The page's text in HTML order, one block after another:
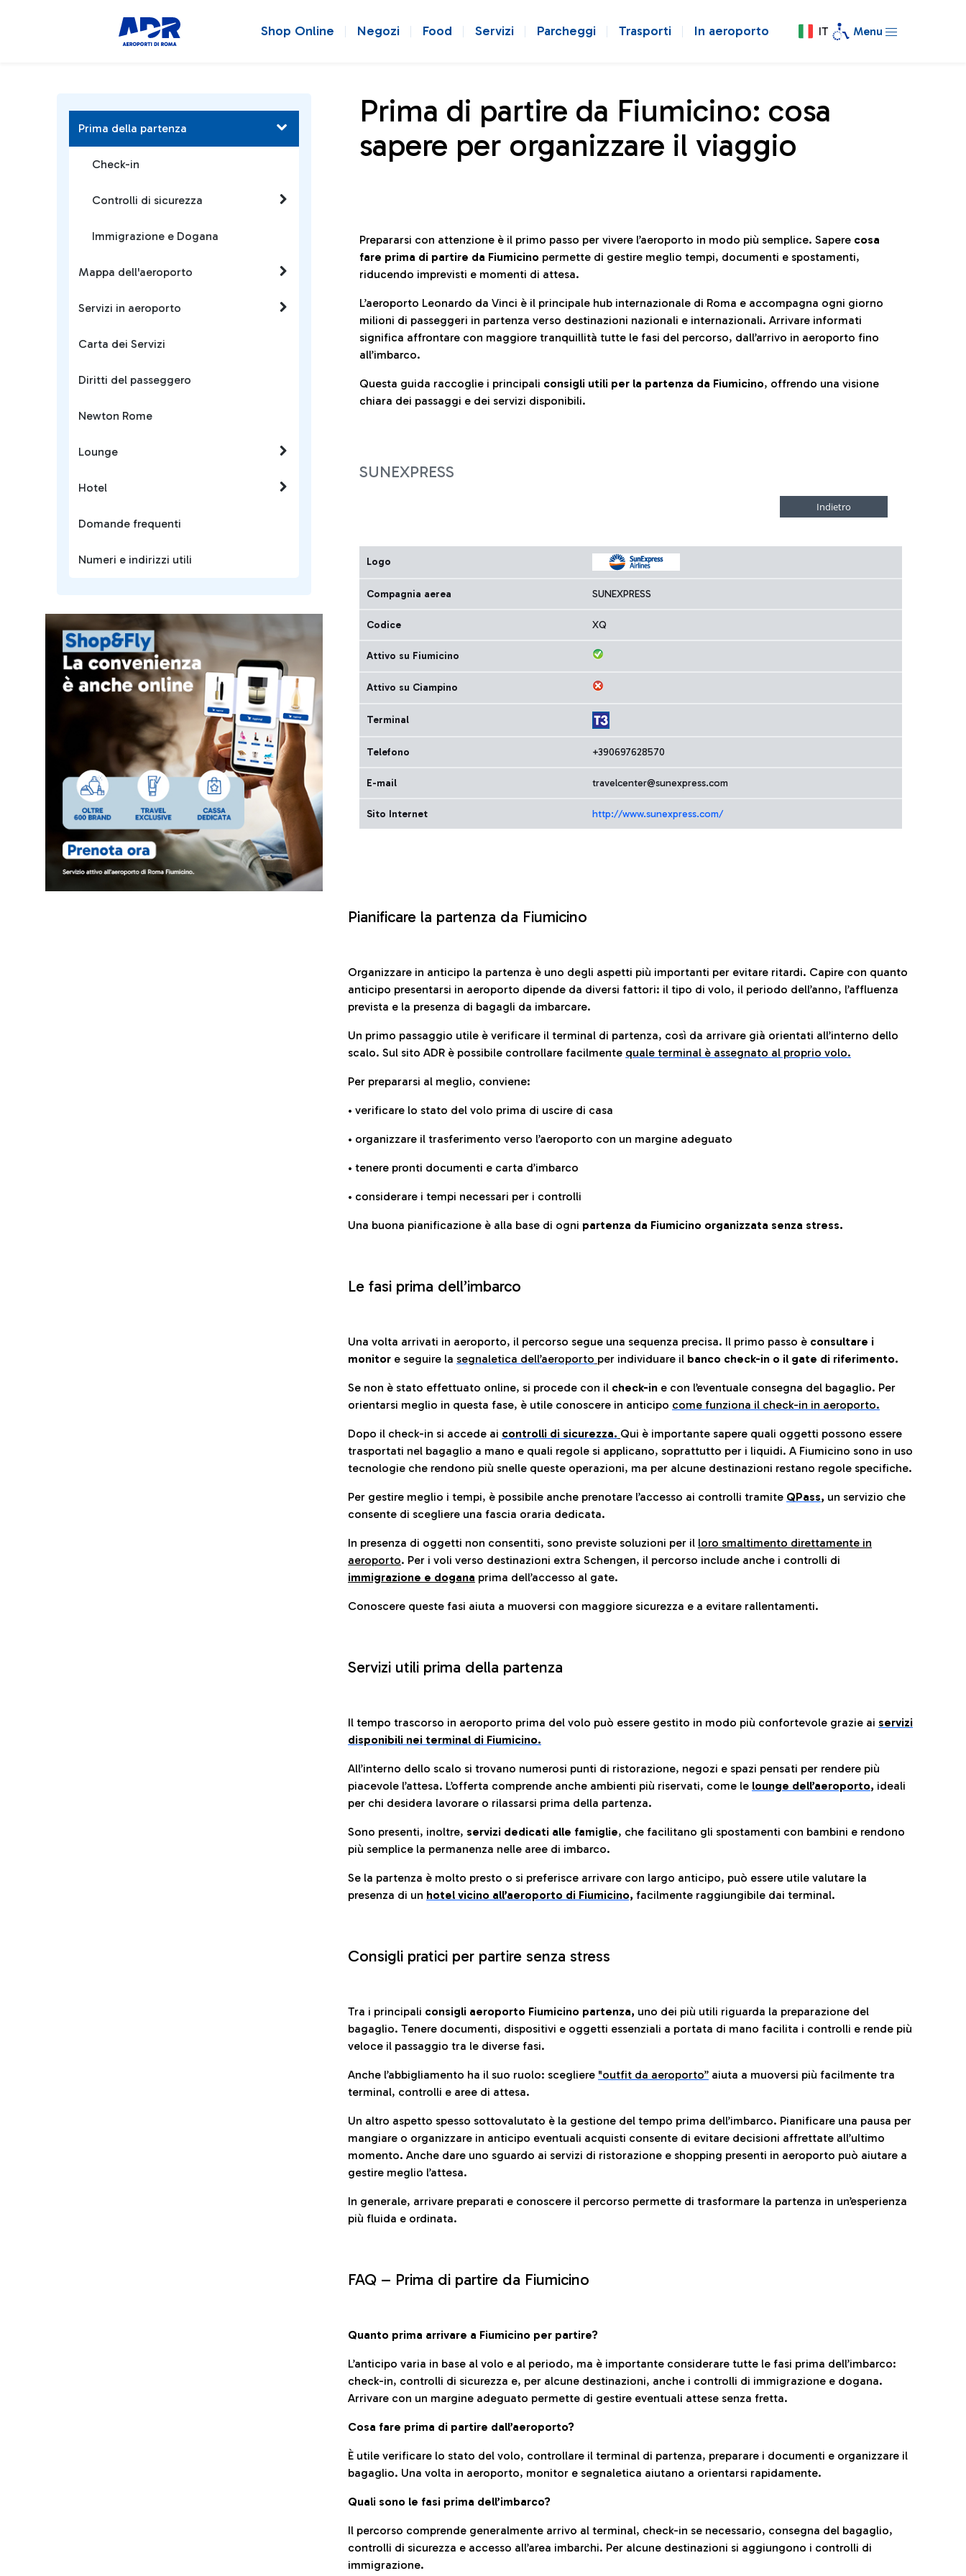
Shop Online Negozi Food Servizi Parcheggi Trasporti In aeroporto IT Menu
Prima di partire da Fiumicino: cosa
sapere per organizzare il viaggio
Prepararsi con attenzione è il primo passo per vivere l’aeroporto in modo più semplice. Sapere cosa
fare prima di partire da Fiumicino permette di gestire meglio tempi, documenti e spostamenti,
riducendo imprevisti e momenti di attesa.
L’aeroporto Leonardo da Vinci è il principale hub internazionale di Roma e accompagna ogni giorno
milioni di passeggeri in partenza verso destinazioni nazionali e internazionali. Arrivare informati
significa affrontare con maggiore tranquillità tutte le fasi del percorso, dall’arrivo in aeroporto fino
all’imbarco.
Questa guida raccoglie i principali consigli utili per la partenza da Fiumicino, offrendo una visione
chiara dei passaggi e dei servizi disponibili.
SUNEXPRESS
Logo
Compagnia aerea SUNEXPRESS
Codice XQ
Attivo su Fiumicino
Attivo su Ciampino
Terminal
Telefono +390697628570
E-mail travelcenter@sunexpress.com
Sito Internet http://www.sunexpress.com/
Pianificare la partenza da Fiumicino
Organizzare in anticipo la partenza è uno degli aspetti più importanti per evitare ritardi. Capire con quanto
anticipo presentarsi in aeroporto dipende da diversi fattori: il tipo di volo, il periodo dell’anno, l’affluenza
prevista e la presenza di bagagli da imbarcare.
Un primo passaggio utile è verificare il terminal di partenza, così da arrivare già orientati all’interno dello
scalo. Sul sito ADR è possibile controllare facilmente quale terminal è assegnato al proprio volo.
Per prepararsi al meglio, conviene:
• verificare lo stato del volo prima di uscire di casa
• organizzare il trasferimento verso l’aeroporto con un margine adeguato
• tenere pronti documenti e carta d’imbarco
• considerare i tempi necessari per i controlli
Una buona pianificazione è alla base di ogni partenza da Fiumicino organizzata senza stress.
Le fasi prima dell’imbarco
Una volta arrivati in aeroporto, il percorso segue una sequenza precisa. Il primo passo è consultare i
monitor e seguire la segnaletica dell’aeroporto per individuare il banco check-in o il gate di riferimento.
Se non è stato effettuato online, si procede con il check-in e con l’eventuale consegna del bagaglio. Per
orientarsi meglio in questa fase, è utile conoscere in anticipo come funziona il check-in in aeroporto.
Dopo il check-in si accede ai controlli di sicurezza. Qui è importante sapere quali oggetti possono essere
trasportati nel bagaglio a mano e quali regole si applicano, soprattutto per i liquidi. A Fiumicino sono in uso
tecnologie che rendono più snelle queste operazioni, ma per alcune destinazioni restano regole specifiche.
Per gestire meglio i tempi, è possibile anche prenotare l’accesso ai controlli tramite QPass, un servizio che
consente di scegliere una fascia oraria dedicata.
In presenza di oggetti non consentiti, sono previste soluzioni per il loro smaltimento direttamente in
aeroporto. Per i voli verso destinazioni extra Schengen, il percorso include anche i controlli di
immigrazione e dogana prima dell’accesso al gate.
Conoscere queste fasi aiuta a muoversi con maggiore sicurezza e a evitare rallentamenti.
Servizi utili prima della partenza
Il tempo trascorso in aeroporto prima del volo può essere gestito in modo più confortevole grazie ai servizi
disponibili nei terminal di Fiumicino.
All’interno dello scalo si trovano numerosi punti di ristorazione, negozi e spazi pensati per rendere più
piacevole l’attesa. L’offerta comprende anche ambienti più riservati, come le lounge dell’aeroporto, ideali
per chi desidera lavorare o rilassarsi prima della partenza.
Sono presenti, inoltre, servizi dedicati alle famiglie, che facilitano gli spostamenti con bambini e rendono
più semplice la permanenza nelle aree di imbarco.
Se la partenza è molto presto o si preferisce arrivare con largo anticipo, può essere utile valutare la
presenza di un hotel vicino all’aeroporto di Fiumicino, facilmente raggiungibile dai terminal.
Consigli pratici per partire senza stress
Tra i principali consigli aeroporto Fiumicino partenza, uno dei più utili riguarda la preparazione del
bagaglio. Tenere documenti, dispositivi e oggetti essenziali a portata di mano facilita i controlli e rende più
veloce il passaggio tra le diverse fasi.
Anche l’abbigliamento ha il suo ruolo: scegliere "outfit da aeroporto” aiuta a muoversi più facilmente tra
terminal, controlli e aree di attesa.
Un altro aspetto spesso sottovalutato è la gestione del tempo prima dell’imbarco. Pianificare una pausa per
mangiare o organizzare in anticipo eventuali acquisti consente di evitare decisioni affrettate all’ultimo
momento. Anche dare uno sguardo ai servizi di ristorazione e shopping presenti in aeroporto può aiutare a
gestire meglio l’attesa.
In generale, arrivare preparati e conoscere il percorso permette di trasformare la partenza in un’esperienza
più fluida e ordinata.
FAQ – Prima di partire da Fiumicino
Quanto prima arrivare a Fiumicino per partire?
L’anticipo varia in base al volo e al periodo, ma è importante considerare tutte le fasi prima dell’imbarco:
check-in, controlli di sicurezza e, per alcune destinazioni, anche i controlli di immigrazione e dogana.
Arrivare con un margine adeguato permette di gestire eventuali attese senza fretta.
Cosa fare prima di partire dall’aeroporto?
È utile verificare lo stato del volo, controllare il terminal di partenza, preparare i documenti e organizzare il
bagaglio. Una volta in aeroporto, monitor e segnaletica aiutano a orientarsi rapidamente.
Quali sono le fasi prima dell’imbarco?
Il percorso comprende generalmente arrivo al terminal, check-in se necessario, consegna del bagaglio,
controlli di sicurezza e accesso all’area imbarchi. Per alcune destinazioni si aggiungono i controlli di
immigrazione.
Prima della partenza
Check-in
Controlli di sicurezza
Immigrazione e Dogana
Mappa dell'aeroporto
Servizi in aeroporto
Carta dei Servizi
Diritti del passeggero
Newton Rome
Lounge
Hotel
Domande frequenti
Numeri e indirizzi utili